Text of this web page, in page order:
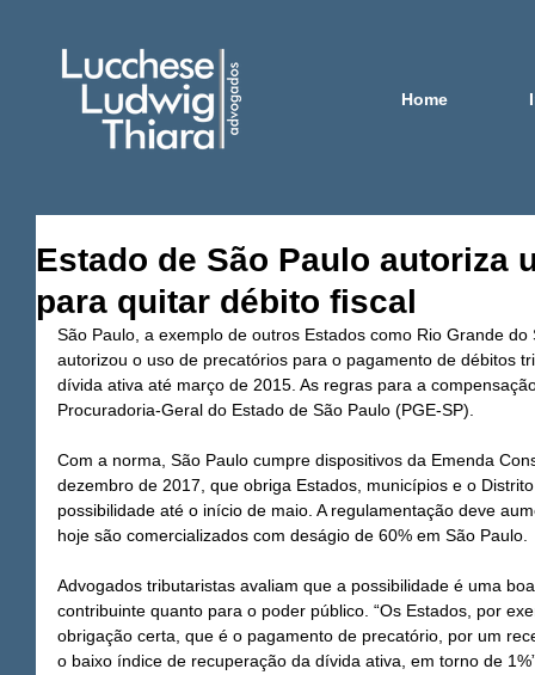
Home
Estado de São Paulo autoriza
para quitar débito fiscal
São Paulo, a exemplo de outros Estados como Rio Grande
autorizou o uso de precatórios para o pagamento de débitos
dívida ativa até março de 2015. As regras para a
Procuradoria-Geral do Estado de São Paulo (PGE-SP).
Com a norma, São Paulo cumpre dispositivos da Emenda
dezembro de 2017, que obriga Estados, municípios e o
possibilidade até o início de maio. A regulamentação deve
hoje são comercializados com deságio de 60% em São Paulo.
Advogados tributaristas avaliam que a possibilidade é uma
contribuinte quanto para o poder público. “Os Estados, por
obrigação certa, que é o pagamento de precatório, por um
o baixo índice de recuperação da dívida ativa, em torno de